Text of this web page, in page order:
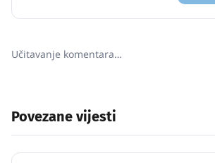
Učitavanje komentara…
Povezane vijesti